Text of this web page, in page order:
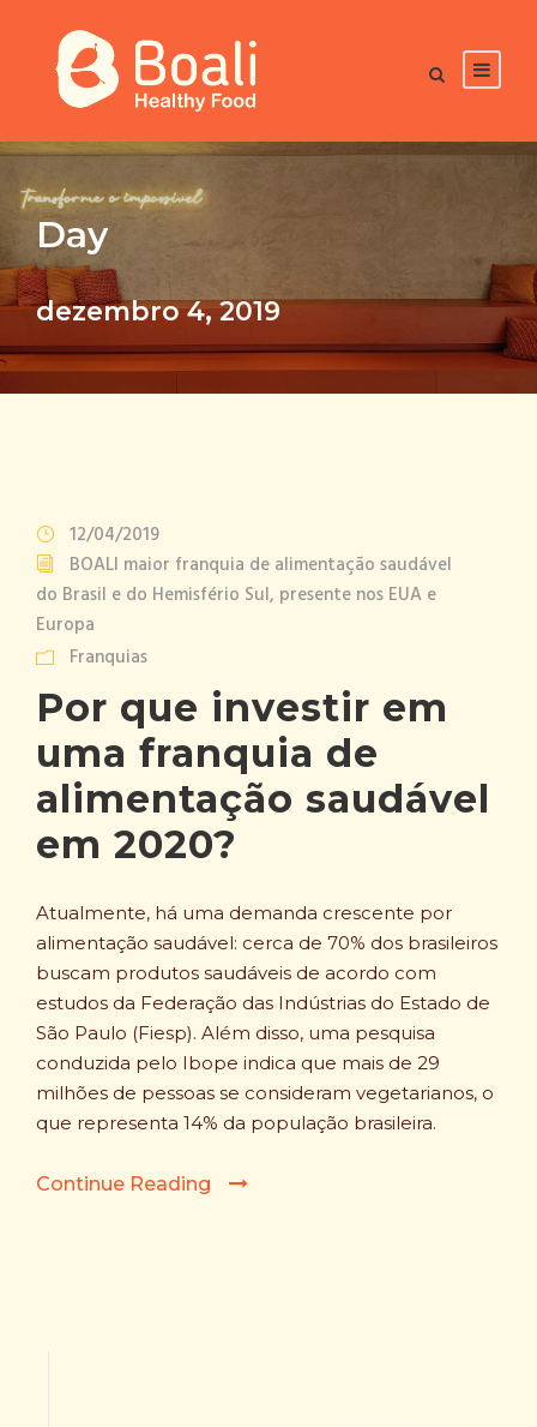
Day
dezembro 4, 2019
12/04/2019
BOALI maior franquia de alimentação saudável
do Brasil e do Hemisfério Sul, presente nos EUA e
Europa
Franquias
Por que investir em
uma franquia de
alimentação saudável
em 2020?
Atualmente, há uma demanda crescente por
alimentação saudável: cerca de 70% dos brasileiros
buscam produtos saudáveis de acordo com
estudos da Federação das Indústrias do Estado de
São Paulo (Fiesp). Além disso, uma pesquisa
conduzida pelo Ibope indica que mais de 29
milhões de pessoas se consideram vegetarianos, o
que representa 14% da população brasileira.
Continue Reading